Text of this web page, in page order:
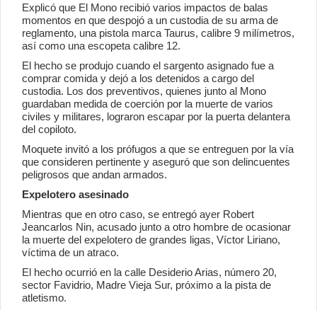
Explicó que El Mono recibió varios impactos de balas
momentos en que despojó a un custodia de su arma de
reglamento, una pistola marca Taurus, calibre 9 milímetros,
así como una escopeta calibre 12.
El hecho se produjo cuando el sargento asignado fue a
comprar comida y dejó a los detenidos a cargo del
custodia. Los dos preventivos, quienes junto al Mono
guardaban medida de coerción por la muerte de varios
civiles y militares, lograron escapar por la puerta delantera
del copiloto.
Moquete invitó a los prófugos a que se entreguen por la vía
que consideren pertinente y aseguró que son delincuentes
peligrosos que andan armados.
Expelotero asesinado
Mientras que en otro caso, se entregó ayer Robert
Jeancarlos Nin, acusado junto a otro hombre de ocasionar
la muerte del expelotero de grandes ligas, Víctor Liriano,
víctima de un atraco.
El hecho ocurrió en la calle Desiderio Arias, número 20,
sector Favidrio, Madre Vieja Sur, próximo a la pista de
atletismo.